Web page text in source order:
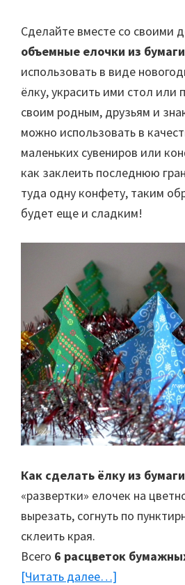
Сделайте вместе со своими
объемные елочки из бумаги
использовать в виде
ёлку, украсить ими стол или
своим родным, друзьям и
можно использовать в
маленьких сувениров или
как заклеить последнюю
туда одну конфету, таким
будет еще и сладким!
Как сделать ёлку из
«развертки» елочек на
вырезать, согнуть по
склеить края.
Всего 6 расцветок
[Читать далее…]